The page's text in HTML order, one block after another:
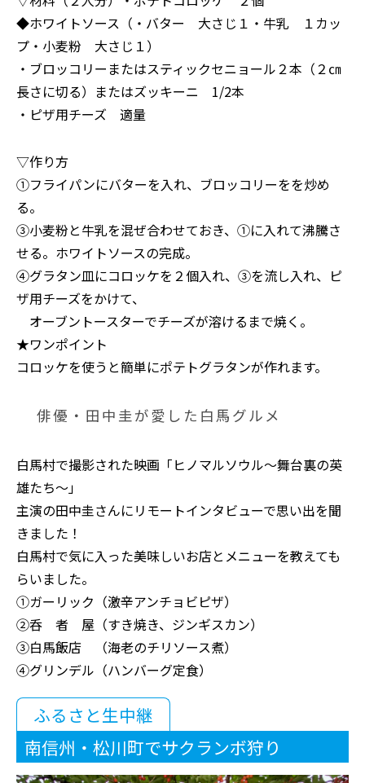
◆ホワイトソース（・バター 大さじ１・牛乳 １カッ
プ・小麦粉 大さじ１）
・ブロッコリーまたはスティックセニョール２本（２㎝
長さに切る）またはズッキーニ 1/2本
・ピザ用チーズ 適量
▽作り方
①フライパンにバターを入れ、ブロッコリーをを炒め
る。
③小麦粉と牛乳を混ぜ合わせておき、①に入れて沸騰さ
せる。ホワイトソースの完成。
④グラタン皿にコロッケを２個入れ、③を流し入れ、ピ
ザ用チーズをかけて、
オーブントースターでチーズが溶けるまで焼く。
★ワンポイント
コロッケを使うと簡単にポテトグラタンが作れます。
俳優・田中圭が愛した白馬グルメ
白馬村で撮影された映画「ヒノマルソウル～舞台裏の英
雄たち～」
主演の田中圭さんにリモートインタビューで思い出を聞
きました！
白馬村で気に入った美味しいお店とメニューを教えても
らいました。
①ガーリック（激辛アンチョビピザ）
②呑 者 屋（すき焼き、ジンギスカン）
③白馬飯店 （海老のチリソース煮）
④グリンデル（ハンバーグ定食）
ふるさと生中継
南信州・松川町でサクランボ狩り